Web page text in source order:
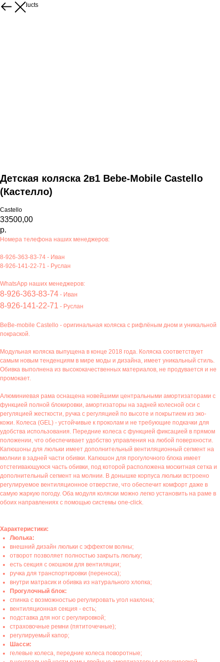
More products
Детская коляска 2в1 Bebe-Mobile Castello
(Кастелло)
Castello
33500,00
р.
Номера телефона наших менеджеров:
8-926-363-83-74 - Иван
8-926-141-22-71 - Руслан
WhatsApp наших менеджеров:
8-926-363-83-74 - Иван
8-926-141-22-71 - Руслан
BeBe-mobile Castello - оригинальная коляска с рифлёным дном и уникальной
покраской.
Модульная коляска выпущена в конце 2018 года. Коляска соответствует
самым новым тенденциям в мире моды и дизайна, имеет уникальный стиль.
Обивка выполнена из высококачественных материалов, не продувается и не
промокает.
Алюминиевая рама оснащена новейшими центральными амортизаторами с
функцией полной блокировки, амортизаторы на задней колесной оси с
регуляцией жесткости, ручка с регуляцией по высоте и покрытием из эко-
кожи. Колеса (GEL) - устойчивые к проколам и не требующие подкачки для
удобства использования. Передние колеса с функцией фиксацией в прямом
положении, что обеспечивает удобство управления на любой поверхности.
Капюшоны для люльки имеет дополнительный вентиляционный сегмент на
молнии в задней части обивки. Капюшон для прогулочного блока имеет
отстегивающуюся часть обивки, под которой расположена москитная сетка и
дополнительный сегмент на молнии. В донышке корпуса люльки встроено
регулируемое вентиляционное отверстие, что обеспечит комфорт даже в
самую жаркую погоду. Оба модуля коляски можно легко установить на раме в
обоих направлениях с помощью системы one-click.
Характеристики:
Люлька:
внешний дизайн люльки с эффектом волны;
отворот позволяет полностью закрыть люльку;
есть секция с окошком для вентиляции;
ручка для транспортировки (переноса);
внутри матрасик и обивка из натурального хлопка;
Прогулочный блок:
спинка с возможностью регулировать угол наклона;
вентиляционная секция - есть;
подставка для ног с регулировкой;
страховочные ремни (пятиточечные);
регулируемый капор;
Шасси:
гелевые колеса, передние колеса поворотные;